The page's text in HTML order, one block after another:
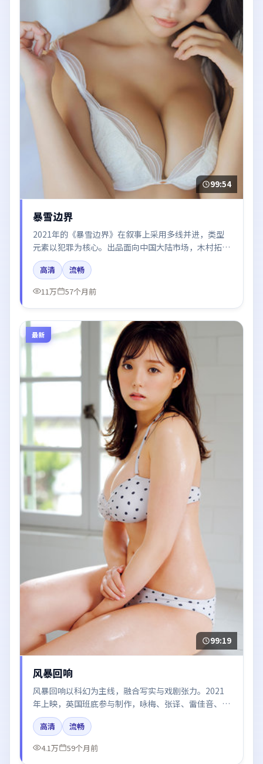
99:54
暴雪边界
2021年的《暴雪边界》在叙事上采用多线并进，类型
元素以犯罪为核心。出品面向中国大陆市场，木村拓
哉、周迅、于和伟、倪妮所饰角色推动关键反转，结尾
留白引发讨论。
高清
流畅
11万
57个月前
最新
99:19
风暴回响
风暴回响以科幻为主线，融合写实与戏剧张力。2021
年上映，英国班底参与制作，咏梅、张译、雷佳音、周
冬雨在片中呈现细腻表演，影像风格统一，配乐与剪辑
强化了情绪曲线。
高清
流畅
4.1万
59个月前